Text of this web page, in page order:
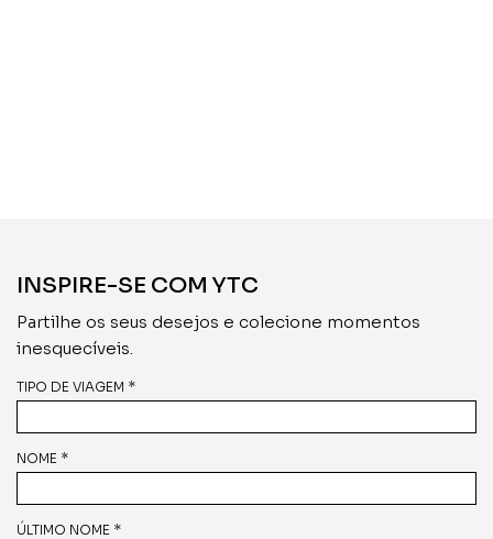
INSPIRE-SE COM YTC
Partilhe os seus desejos e colecione momentos
inesquecíveis.
TIPO DE VIAGEM *
NOME *
ÚLTIMO NOME *